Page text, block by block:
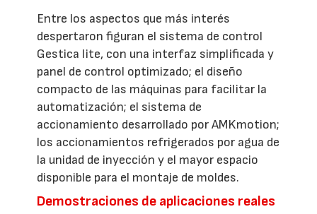
Entre los aspectos que más interés
despertaron figuran el sistema de control
Gestica lite, con una interfaz simplificada y
panel de control optimizado; el diseño
compacto de las máquinas para facilitar la
automatización; el sistema de
accionamiento desarrollado por AMKmotion;
los accionamientos refrigerados por agua de
la unidad de inyección y el mayor espacio
disponible para el montaje de moldes.
Demostraciones de aplicaciones reales